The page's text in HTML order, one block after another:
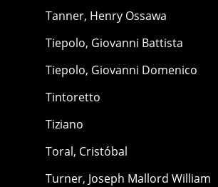
Tanner, Henry Ossawa
Tiepolo, Giovanni Battista
Tiepolo, Giovanni Domenico
Tintoretto
Tiziano
Toral, Cristóbal
Turner, Joseph Mallord William